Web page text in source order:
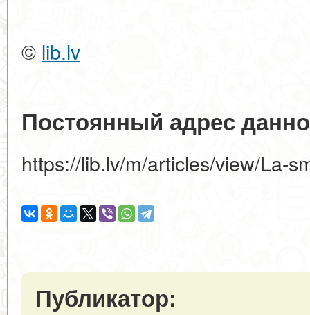
© lib.lv
Постоянный адрес
https://lib.lv/m/articles/view/La-
Публикатор: